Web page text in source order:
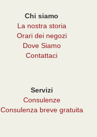
Chi siamo
La nostra storia
Orari dei negozi
Dove Siamo
Contattaci
Servizi
Consulenze
Consulenza breve gratuita